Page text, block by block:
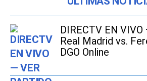
DIRECTV EN
Real Madrid vs.
DGO Online